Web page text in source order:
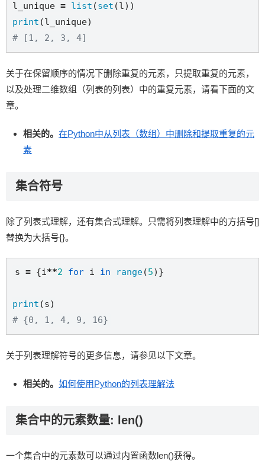
l_unique = list (set
print
# [1, 2, 3, 4]
关于在保留顺序的情况下删除重复的元素，只提取重复的元素，
以及处理二维数组（列表的列表）中的重复元素，请看下面的文
章。
相关的。 在Python中从列表（数组）中删除和提取重复的元
素
集合符号
除了列表式理解，还有集合式理解。只需将列表理解中的方括号[]
替换为大括号{}。
s = {i**2 for i in range(5)}
print
# {0, 1, 4, 9, 16}
关于列表理解符号的更多信息，请参见以下文章。
相关的。 如何使用Python的列表理解法
集合中的元素数量: len()
一个集合中的元素数可以通过内置函数len()获得。